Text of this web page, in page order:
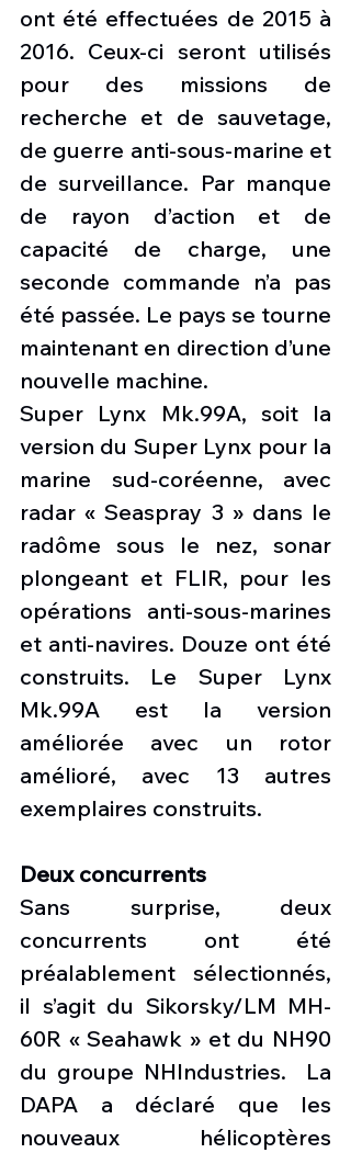
ont été effectuées de 2015 à
2016. Ceux-ci seront utilisés
pour des missions de
recherche et de sauvetage,
de guerre anti-sous-marine et
de surveillance. Par manque
de rayon d’action et de
capacité de charge, une
seconde commande n’a pas
été passée. Le pays se tourne
maintenant en direction d’une
nouvelle machine.
Super Lynx Mk.99A, soit la
version du Super Lynx pour la
marine sud-coréenne, avec
radar « Seaspray 3 » dans le
radôme sous le nez, sonar
plongeant et FLIR, pour les
opérations anti-sous-marines
et anti-navires. Douze ont été
construits. Le Super Lynx
Mk.99A est la version
améliorée avec un rotor
amélioré, avec 13 autres
exemplaires construits.
Deux concurrents
Sans surprise, deux
concurrents ont été
préalablement sélectionnés,
il s’agit du Sikorsky/LM MH-
60R « Seahawk » et du NH90
du groupe NHIndustries.  La
DAPA a déclaré que les
nouveaux hélicoptères